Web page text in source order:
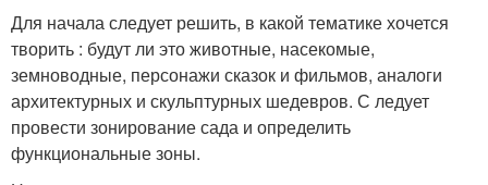
Для начала следует решить, в какой тематике хочется
творить : будут ли это животные, насекомые,
земноводные, персонажи сказок и фильмов, аналоги
архитектурных и скульптурных шедевров. С ледует
провести зонирование сада и определить
функциональные зоны.